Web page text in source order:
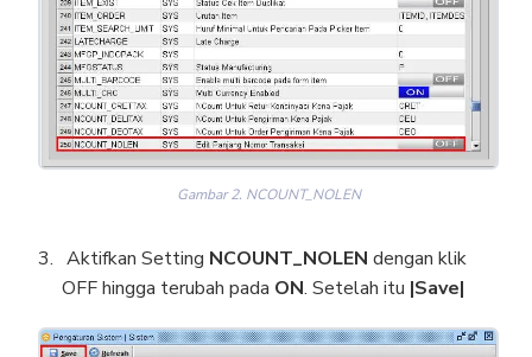
Gambar 2. NCOUNT_NOLEN
Aktifkan Setting NCOUNT_NOLEN dengan klik
OFF hingga terubah pada ON. Setelah itu |Save|